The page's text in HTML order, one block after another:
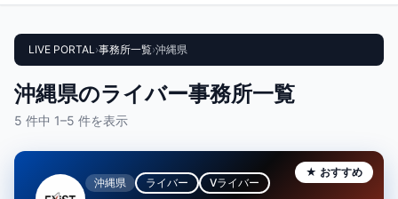
LIVE PORTAL ›事務所一覧›沖縄県
沖縄県のライバー事務所一覧
5 件中 1–5 件を表示
★ おすすめ
沖縄県
ライバー Vライバー